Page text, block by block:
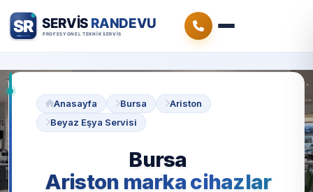
Anasayfa Bursa
Ariston
Beyaz Eşya Servisi
Bursa
Ariston marka cihazlar